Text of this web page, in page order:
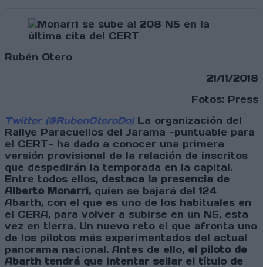
Rubén Otero
21/11/2018
Fotos: Press
Twitter (@RubenOteroDo)La organización del
Rallye Paracuellos del Jarama -puntuable para
el CERT- ha dado a conocer una primera
versión provisional de la relación de inscritos
que despedirán la temporada en la capital.
Entre todos ellos, destaca la presencia de
Alberto Monarri, quien se bajará del 124
Abarth, con el que es uno de los habituales en
el CERA, para volver a subirse en un N5, esta
vez en tierra. Un nuevo reto el que afronta uno
de los pilotos más experimentados del actual
panorama nacional. Antes de ello, el piloto de
Abarth tendrá que intentar sellar el título de